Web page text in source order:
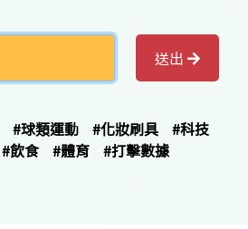
送出
#球類運動 #化妝刷具
#科技
#飲食 #體育 #打擊數據